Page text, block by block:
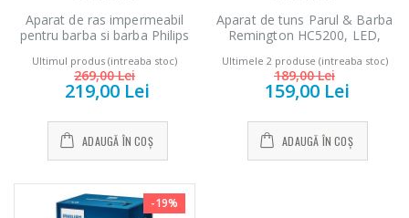
Aparat de ras impermeabil
pentru barba si barba Philips
Ultimul produs (intreaba stoc)
269,00 Lei
219,00 Lei
ADAUGĂ ÎN COȘ
Aparat de tuns Parul & Barba
Remington HC5200, LED,
Acumulator, Negru
Ultimele 2 produse (intreaba stoc)
189,00 Lei
159,00 Lei
ADAUGĂ ÎN COȘ
-19%